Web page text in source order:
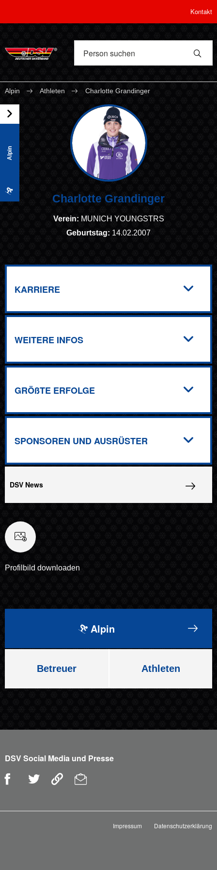
Kontakt
Alpin Athleten Charlotte Grandinger
Alpin
Charlotte Grandinger
Verein: MUNICH YOUNGSTRS
Geburtstag: 14.02.2007
KARRIERE
WEITERE INFOS
GRÖßTE ERFOLGE
SPONSOREN UND AUSRÜSTER
DSV News
Profilbild downloaden
Alpin
Betreuer Athleten
DSV Social Media und Presse
Datenschutzerklärung
Impressum